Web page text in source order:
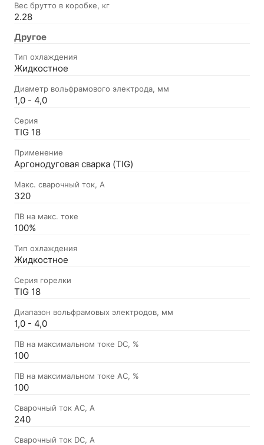
Вес брутто в коробке, кг
2.28
Другое
Тип охлаждения
Жидкостное
Диаметр вольфрамового электрода, мм
1,0 - 4,0
Серия
TIG 18
Применение
Аргонодуговая сварка (TIG)
Макс. сварочный ток, А
320
ПВ на макс. токе
100%
Тип охлаждения
Жидкостное
Серия горелки
TIG 18
Диапазон вольфрамовых электродов, мм
1,0 - 4,0
ПВ на максимальном токе DC, %
100
ПВ на максимальном токе AC, %
100
Сварочный ток AC, А
240
Сварочный ток DC, А